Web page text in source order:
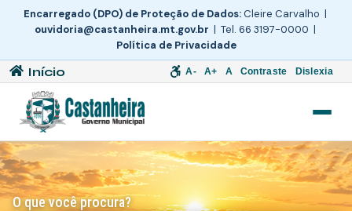
Encarregado (DPO) de Proteção de Dados:Cleire Carvalho |
ouvidoria@castanheira.mt.gov.br | Tel. 66 3197-0000 |
Política de Privacidade
Início A- A+ A Contraste Dislexia
O que você procura?